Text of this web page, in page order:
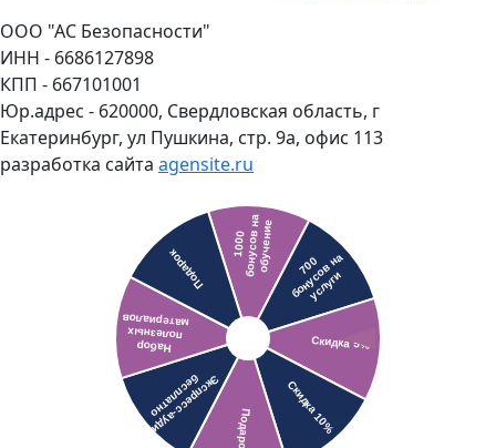
ООО "АС Безопасности"
ИНН - 6686127898
КПП - 667101001
Юр.адрес - 620000, Свердловская область, г
Екатеринбург, ул Пушкина, стр. 9а, офис 113
разработка сайта agensite.ru